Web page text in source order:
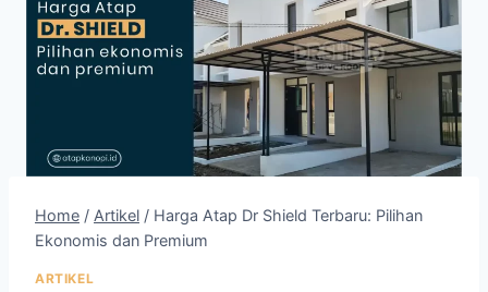
Home / Artikel / Harga Atap Dr Shield Terbaru: Pilihan
Ekonomis dan Premium
ARTIKEL